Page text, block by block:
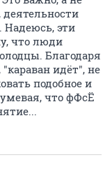
Надеюсь, эти
что люди
Благодаря
идёт", не
подобное и
что фФсЁ